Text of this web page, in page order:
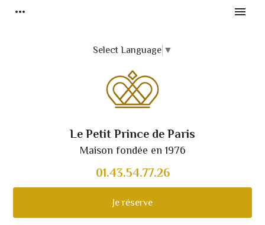
more_horiz menu
Select Language ▼
Le Petit Prince de Paris
Maison fondée en 1976
01.43.54.77.26
Je réserve